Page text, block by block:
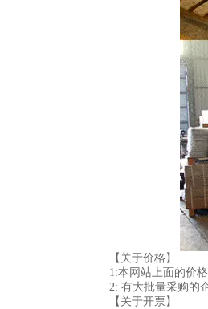
【关于价格】
1:本网站上面的价
2: 有大批量采购的
【关于开票】